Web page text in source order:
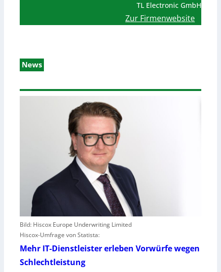
TL Electronic GmbH
Zur Firmenwebsite
News
Bild: Hiscox Europe Underwriting Limited
Hiscox-Umfrage von Statista:
Mehr IT-Dienstleister erleben Vorwürfe wegen
Schlechtleistung